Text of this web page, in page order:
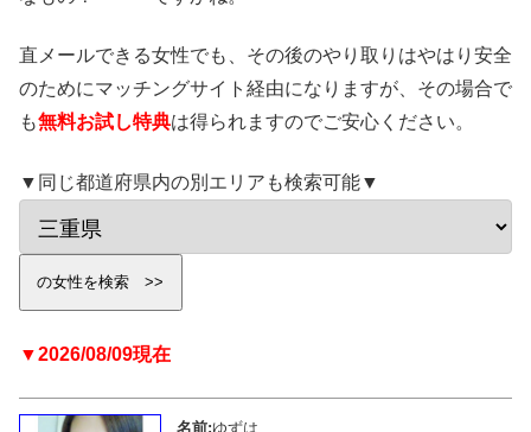
直メールできる女性でも、その後のやり取りはやはり安全
のためにマッチングサイト経由になりますが、その場合で
も無料お試し特典は得られますのでご安心ください。
▼同じ都道府県内の別エリアも検索可能▼
▼2026/08/09現在
名前:ゆずは